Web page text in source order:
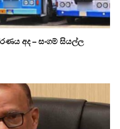
අද – සංගම් සියල්ල